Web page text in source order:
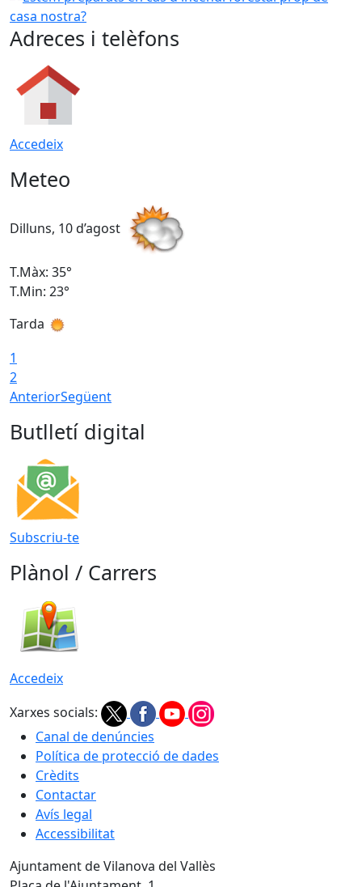
Adreces i telèfons
Accedeix
Meteo
Dilluns, 10 d’agost
T.Màx: 35°
T.Min: 23°
Tarda
1
2
AnteriorSegüent
Butlletí digital
Subscriu-te
Plànol / Carrers
Accedeix
Xarxes socials:
Canal de denúncies
Política de protecció de dades
Crèdits
Contactar
Avís legal
Accessibilitat
Ajuntament de Vilanova del Vallès